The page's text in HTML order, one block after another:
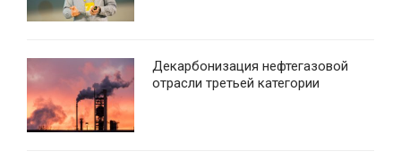
Декарбонизация нефтегазовой
отрасли третьей категории